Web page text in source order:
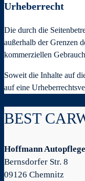
Urheberrecht
Die durch die
außerhalb der Grenzen
kommerziellen
Soweit die Inhalte auf
auf eine
BEST
Hoffmann
Bernsdorfer Str. 8
09126 Chemnitz